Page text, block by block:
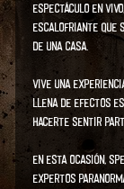
espectáculo en
escalofriante que
de una casa.
Vive una
llena de efectos
hacerte sentir parte
En esta ocasión,
expertos